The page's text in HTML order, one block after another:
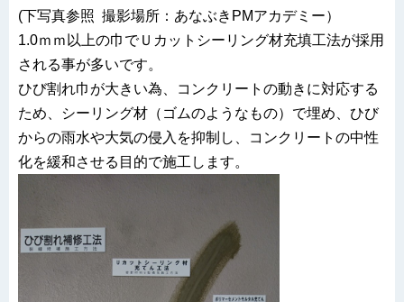
(下写真参照 撮影場所：あなぶきPMアカデミー）
1.0ｍｍ以上の巾でＵカットシーリング材充填工法が採用
される事が多いです。
ひび割れ巾が大きい為、コンクリートの動きに対応する
ため、シーリング材（ゴムのようなもの）で埋め、ひび
からの雨水や大気の侵入を抑制し、コンクリートの中性
化を緩和させる目的で施工します。